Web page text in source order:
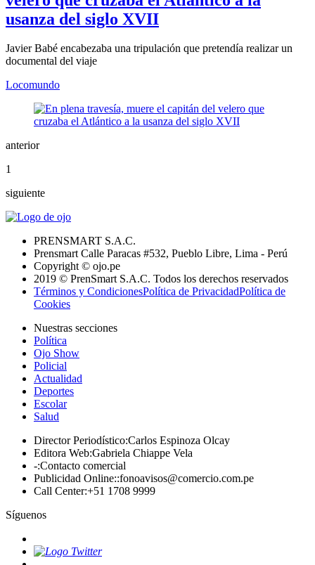
usanza del siglo XVII
Javier Babé encabezaba una tripulación que pretendía realizar un
documental del viaje
Locomundo
anterior
1
siguiente
PRENSMART S.A.C.
Prensmart Calle Paracas #532, Pueblo Libre, Lima - Perú
Copyright © ojo.pe
2019 © PrenSmart S.A.C. Todos los derechos reservados
Términos y CondicionesPolítica de PrivacidadPolítica de
Cookies
Nuestras secciones
Política
Ojo Show
Policial
Actualidad
Deportes
Escolar
Salud
Director Periodístico:Carlos Espinoza Olcay
Editora Web:Gabriela Chiappe Vela
-:Contacto comercial
Publicidad Online::fonoavisos@comercio.com.pe
Call Center:+51 1708 9999
Síguenos